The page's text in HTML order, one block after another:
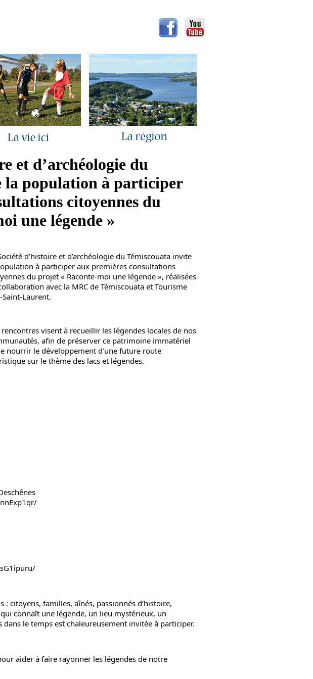
et d’archéologie du
la population à participer
citoyennes du
une légende »
d’histoire et d’archéologie du Témiscouata invite
à participer aux premières consultations
du projet « Raconte-moi une légende », réalisées
avec la MRC de Témiscouata et Tourisme
Saint-Laurent.
rencontres visent à recueillir les légendes locales de nos
afin de préserver ce patrimoine immatériel
nourrir le développement d’une future route
sur le thème des lacs et légendes.
: citoyens, familles, aînés, passionnés d’histoire,
connaît une légende, un lieu mystérieux, un
le temps est chaleureusement invitée à participer.
aider à faire rayonner les légendes de notre